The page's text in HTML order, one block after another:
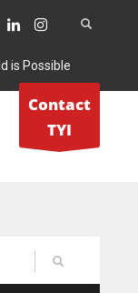
is Possible
Contact
TYI